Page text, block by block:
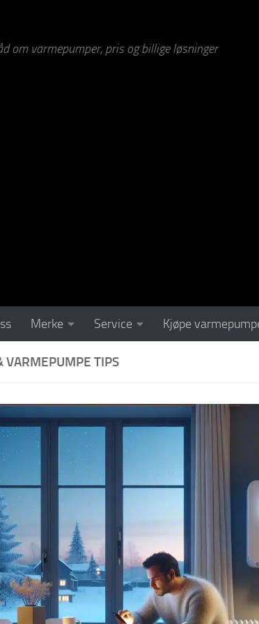
om varmepumper, pris og billige løsninger
Merke Service Kjøpe
VARMEPUMPE TIPS